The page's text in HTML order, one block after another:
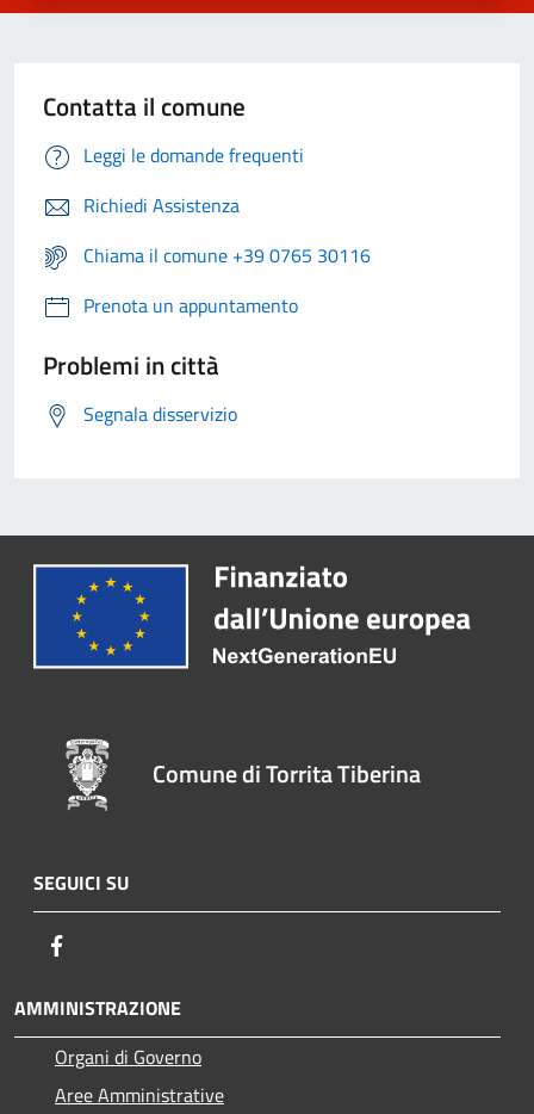
Contatta il comune
Leggi le domande frequenti
Richiedi Assistenza
Chiama il comune +39 0765 30116
Prenota un appuntamento
Problemi in città
Segnala disservizio
Comune di Torrita Tiberina
SEGUICI SU
AMMINISTRAZIONE
Organi di Governo
Aree Amministrative